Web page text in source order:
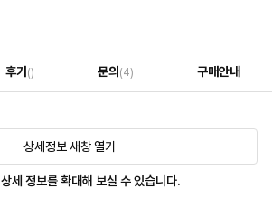
후기 () 문의 (4) 구매안내
상세정보 새창 열기
상세 정보를 확대해 보실 수 있습니다.